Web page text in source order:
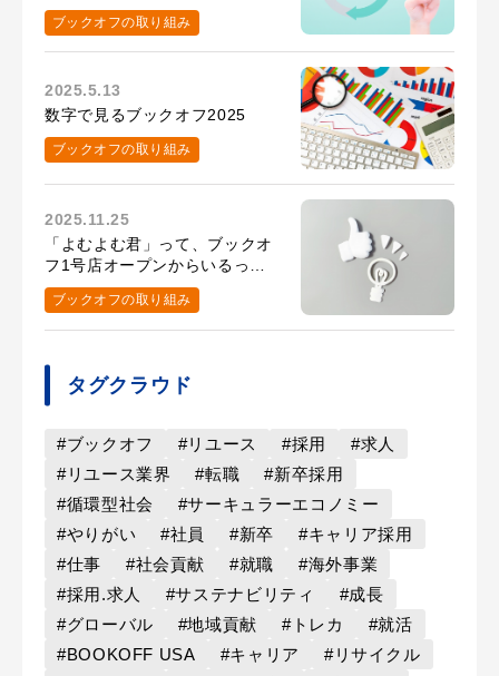
ブックオフの取り組み
2025.5.13
数字で見るブックオフ2025
ブックオフの取り組み
2025.11.25
「よむよむ君」って、ブックオ
フ1号店オープンからいるって
知ってた？
ブックオフの取り組み
タグクラウド
#ブックオフ #リユース #採用
#求人
#リユース業界
#転職
#新卒採用
#循環型社会
#サーキュラーエコノミー
#やりがい
#社員 #新卒
#キャリア採用
#仕事
#社会貢献 #就職
#海外事業
#採用.求人
#サステナビリティ
#成長
#グローバル
#地域貢献 #トレカ
#就活
#BOOKOFF USA
#キャリア
#リサイクル